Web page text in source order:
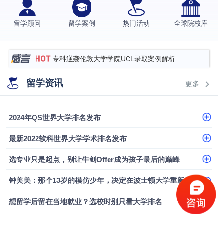
留学顾问 留学案例 热门活动 全球院校库
西南财经大学投资学背景，成功斩获英国名校多份
上海财经大学经济学背景成功斩获爱丁堡大学经济学
专科逆袭伦敦大学学院UCL录取案例解析
香港浸会大学伦理与公共事务硕士录取
从上海财大2+2到谢菲尔德：低均分逆袭QS百强金
留学资讯 更多
2024年QS世界大学排名发布
最新2022软科世界大学学术排名发布
选专业只是起点，别让牛剑Offer成为孩子最后的巅峰
钟美美：那个13岁的模仿少年，决定在波士顿大学重新定义自己
想留学后留在当地就业？选校时别只看大学排名